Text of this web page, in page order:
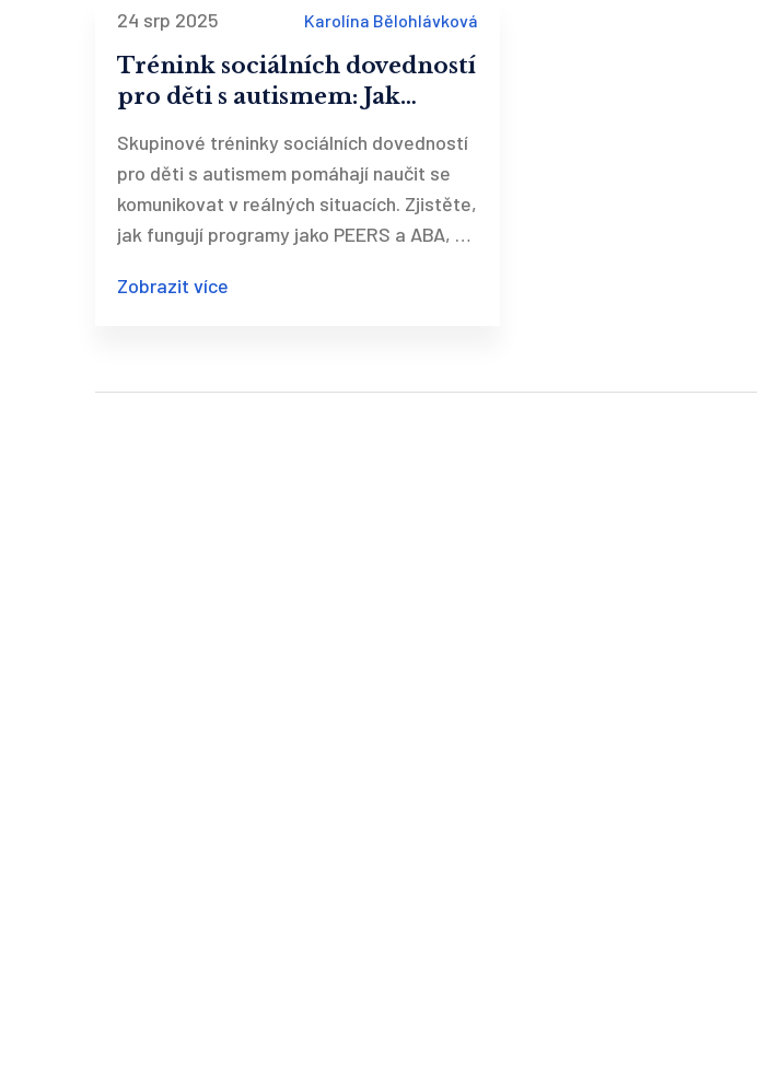
24 srp 2025 Karolína Bělohlávková
Trénink sociálních dovedností
pro děti s autismem: Jak
co skutečně pomáhá
Skupinové tréninky sociálních dovedností
pro děti s autismem pomáhají naučit se
komunikovat v reálných situacích. Zjistěte,
jak fungují programy jako PEERS a ABA, co
podpořit dítě doma.
Zobrazit více